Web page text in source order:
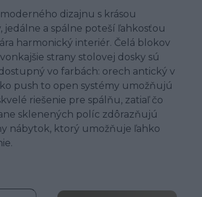
dizajnu s krásou
a spálne poteší ľahkosťou
harmonický interiér. Čelá blokov
strany stolovej dosky sú
vo farbách: orech antický v
push to open systémy umožňujú
riešenie pre spálňu, zatiaľ čo
sklenených políc zdôrazňujú
nábytok, ktorý umožňuje ľahko